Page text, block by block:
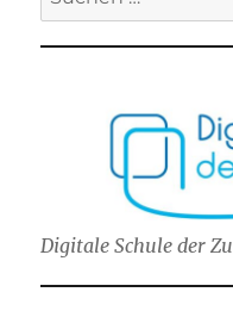
nach:
Digitale Schule der